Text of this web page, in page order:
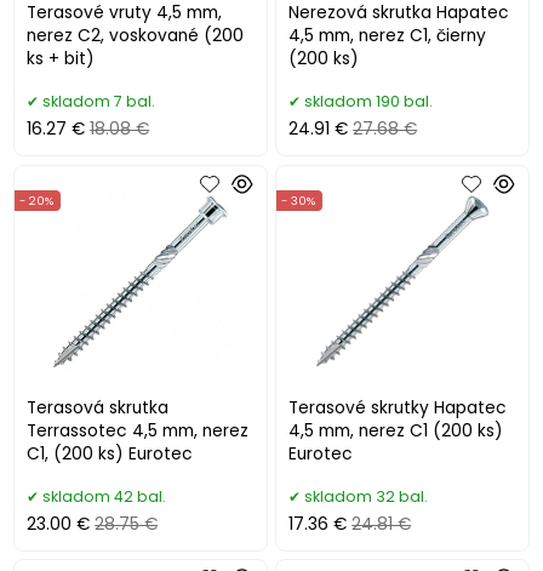
Terasové vruty 4,5 mm,
nerez C2, voskované (200
ks + bit)
skladom 7 bal.
16.27 € 18.08 €
Nerezová skrutka Hapatec
4,5 mm, nerez C1, čierny
(200 ks)
skladom 190 bal.
24.91 € 27.68 €
Terasová skrutka
Terrassotec 4,5 mm, nerez
C1, (200 ks) Eurotec
- 20%
skladom 42 bal.
23.00 € 28.75 €
Terasové skrutky Hapatec
4,5 mm, nerez C1 (200 ks)
Eurotec
- 30%
skladom 32 bal.
17.36 € 24.81 €